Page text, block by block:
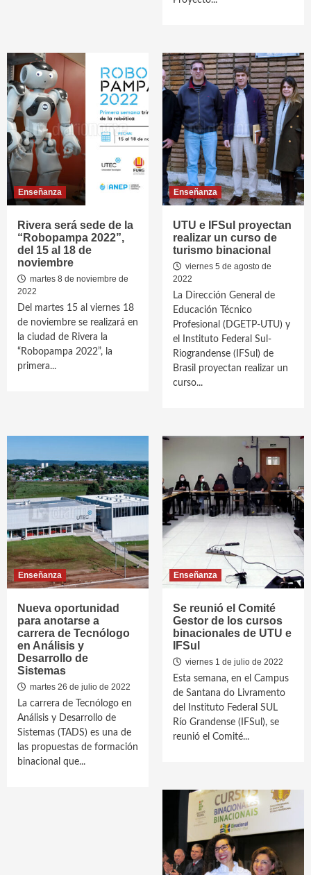
Enseñanza
Rivera será sede de la
“Robopampa 2022”,
del 15 al 18 de
noviembre
martes 8 de noviembre de
2022
Del martes 15 al viernes 18
de noviembre se realizará en
la ciudad de Rivera la
“Robopampa 2022”, la
primera...
Enseñanza
UTU e IFSul proyectan
realizar un curso de
turismo binacional
viernes 5 de agosto de
2022
La Dirección General de
Educación Técnico
Profesional (DGETP-UTU) y
el Instituto Federal Sul-
Riograndense (IFSul) de
Brasil proyectan realizar un
curso...
Enseñanza
Nueva oportunidad
para anotarse a
carrera de Tecnólogo
en Análisis y
Desarrollo de
Sistemas
martes 26 de julio de 2022
La carrera de Tecnólogo en
Análisis y Desarrollo de
Sistemas (TADS) es una de
las propuestas de formación
binacional que...
Enseñanza
Se reunió el Comité
Gestor de los cursos
binacionales de UTU e
IFSul
viernes 1 de julio de 2022
Esta semana, en el Campus
de Santana do Livramento
del Instituto Federal SUL
Río Grandense (IFSul), se
reunió el Comité...